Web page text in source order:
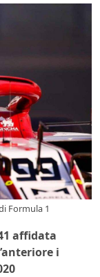
Formula 1
affidata
i